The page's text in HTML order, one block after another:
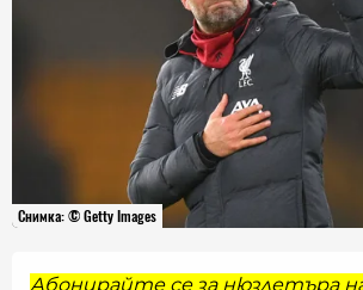
Снимка: © Getty Images
Абонирайте се за нюзлетъра